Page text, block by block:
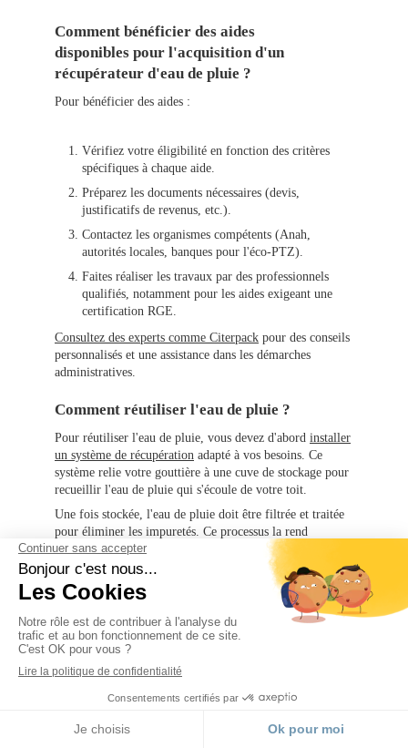
Appeler Localisation
Comment bénéficier des aides
disponibles pour l'acquisition d'un
récupérateur d'eau de pluie ?
Pour bénéficier des aides :
Vérifiez votre éligibilité en fonction des critères
spécifiques à chaque aide.
Préparez les documents nécessaires (devis,
justificatifs de revenus, etc.).
Contactez les organismes compétents (Anah,
autorités locales, banques pour l'éco-PTZ).
Faites réaliser les travaux par des professionnels
qualifiés, notamment pour les aides exigeant une
certification RGE.
Consultez des experts comme Citerpack pour des conseils
personnalisés et une assistance dans les démarches
administratives.
Comment réutiliser l'eau de pluie ?
Pour réutiliser l'eau de pluie, vous devez d'abord installer
un système de récupération adapté à vos besoins. Ce
système relie votre gouttière à une cuve de stockage pour
recueillir l'eau de pluie qui s'écoule de votre toit.
Une fois stockée, l'eau de pluie doit être filtrée et traitée
pour éliminer les impuretés. Ce processus la rend
utilisable pour certains usages domestiques tels que :
l’arrosage du jardin, le nettoyage des surfaces extérieures,
le lavage des sols ou l'alimentation des WC.
interdit de consommer
l'eau de pluie.
Où peut-on utiliser l'eau de pluie ?
On peut utiliser l'eau de pluie pour un usage ponctuel, à
nettoyer le trottoir ou la terrasse, laver sa voiture, remplir